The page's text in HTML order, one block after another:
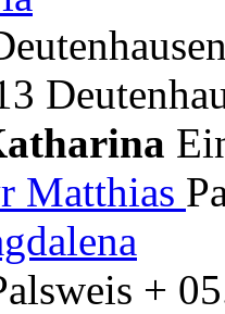
Matthias
+